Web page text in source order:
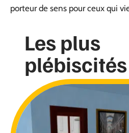
porteur de sens pour ceux qui
Les plus
plébiscités